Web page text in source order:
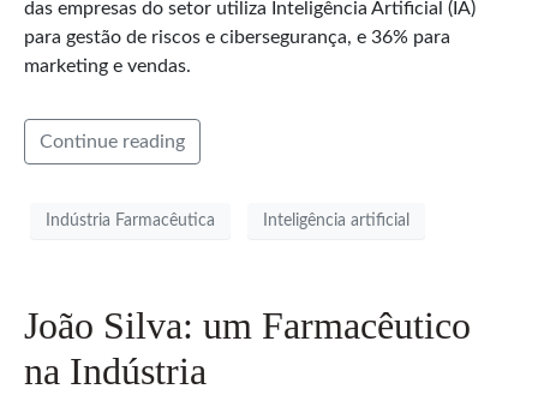
das empresas do setor utiliza Inteligência Artificial (IA)
para gestão de riscos e cibersegurança, e 36% para
marketing e vendas.
Continue reading
Indústria Farmacêutica Inteligência artificial
João Silva: um Farmacêutico
na Indústria